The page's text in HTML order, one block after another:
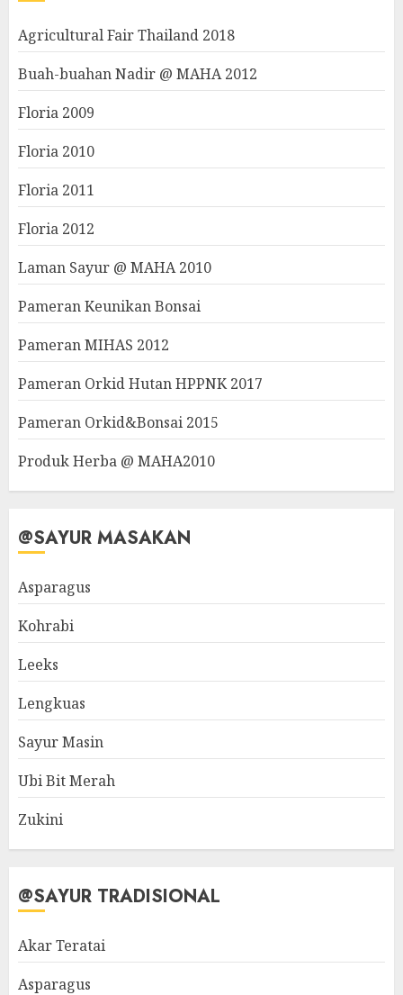
Agricultural Fair Thailand 2018
Buah-buahan Nadir @ MAHA 2012
Floria 2009
Floria 2010
Floria 2011
Floria 2012
Laman Sayur @ MAHA 2010
Pameran Keunikan Bonsai
Pameran MIHAS 2012
Pameran Orkid Hutan HPPNK 2017
Pameran Orkid&Bonsai 2015
Produk Herba @ MAHA2010
@SAYUR MASAKAN
Asparagus
Kohrabi
Leeks
Lengkuas
Sayur Masin
Ubi Bit Merah
Zukini
@SAYUR TRADISIONAL
Akar Teratai
Asparagus